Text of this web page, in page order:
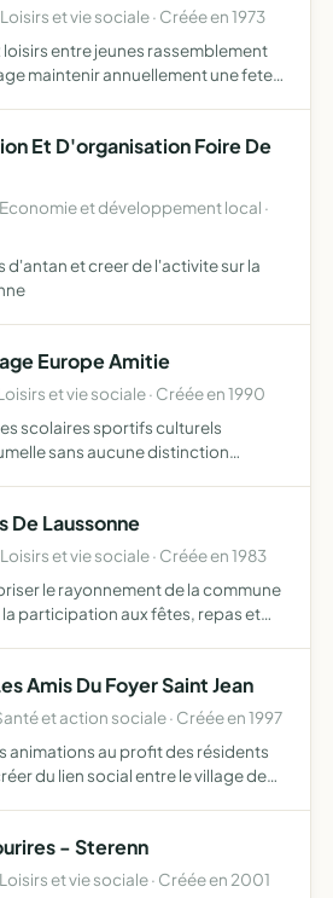
et vie sociale · Créée en 1973
entre jeunes rassemblement
maintenir annuellement une fete
Et D'organisation Foire De
et développement local ·
d'antan et creer de l'activite sur la
Europe Amitie
et vie sociale · Créée en 1990
scolaires sportifs culturels
sans aucune distinction
De Laussonne
et vie sociale · Créée en 1983
le rayonnement de la commune
participation aux fêtes, repas et
Amis Du Foyer Saint Jean
et action sociale · Créée en 1997
animations au profit des résidents
du lien social entre le village de
- Sterenn
et vie sociale · Créée en 2001